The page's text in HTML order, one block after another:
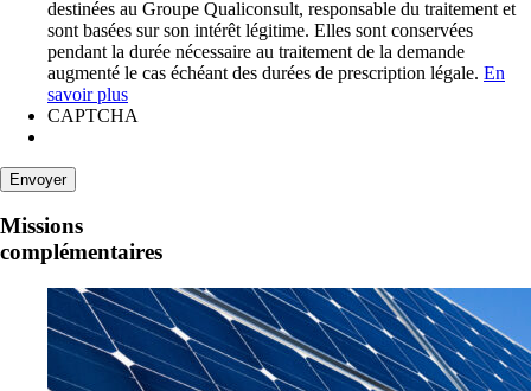
destinées au Groupe Qualiconsult, responsable du traitement et
sont basées sur son intérêt légitime. Elles sont conservées
pendant la durée nécessaire au traitement de la demande
augmenté le cas échéant des durées de prescription légale. En
savoir plus
CAPTCHA
Missions
complémentaires